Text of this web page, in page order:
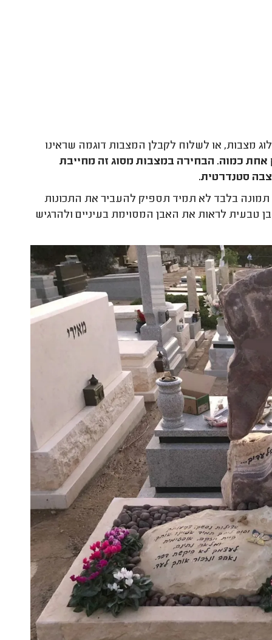
מצבות, או לשלוח לקבלן המצבות דוגמה שראינו
אחת כמוה. הבחירה במצבות מסוג זה מחייבת
סטנדרטית.
תמונה בלבד לא תמיד תספיק להעביר את התכונות
טבעית לראות את האבן המסוימת בעיניים ולהרגיש